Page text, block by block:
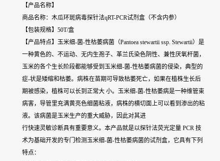
【产品名称】
商品名称：木瓜环斑病毒探针法qRT-PCR试剂盒（不含内参）
【包装规格】50T/盒
【产品特点】玉米细-菌-性枯萎病菌（Pantoea stewartii ssp. Stewartii）是
一种黄色的、不运动、无内生孢子、革兰氏染色阴性、兼性厌氧杆菌，
玉米的各个生长阶段都能够受到玉米细-菌-性枯萎病菌的侵染，典型的
症-状是矮缩和枯萎。病株在苗期可导致枯萎死亡，如果在植株生长后
期被感染，植株可以长到正常大 小。玉米细-菌-性枯萎病是一种维管束
病害，导管里充满黄亮色细菌粘液，病株的横切面上可以看到渗出的粘
液。该病菌是玉米生产的重大威胁，因此对其进
行快速灵敏诊断具有重要意义。本产品就是以探针法荧光定量 PCR 技
术为基础开发的专门检测玉米细-菌-性枯萎病菌的试剂盒，它具有下列
特点：